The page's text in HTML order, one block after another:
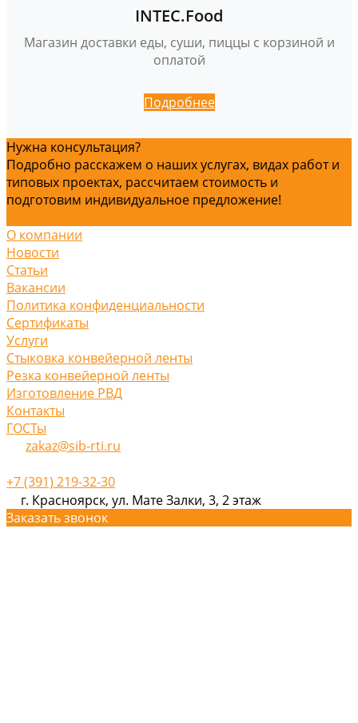
INTEC.Food
Магазин доставки еды, суши, пиццы с корзиной и
оплатой
Подробнее
Нужна консультация?
Подробно расскажем о наших услугах, видах работ и
типовых проектах, рассчитаем стоимость и
подготовим индивидуальное предложение!
О компании
Новости
Статьи
Вакансии
Политика конфиденциальности
Сертификаты
Услуги
Стыковка конвейерной ленты
Резка конвейерной ленты
Изготовление РВД
Контакты
ГОСТы
zakaz@sib-rti.ru
+7 (391) 219-32-30
г. Красноярск, ул. Мате Залки, 3, 2 этаж
Заказать звонок